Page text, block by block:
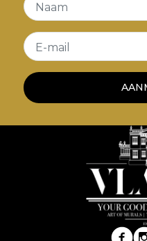
Naam
E-mail